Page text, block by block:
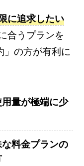
に追求したい
合うプランを
」の方が有利に
量が極端に少
料金プランの